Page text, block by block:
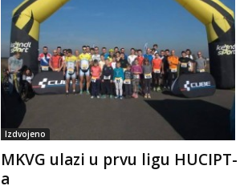
Izdvojeno
MKVG ulazi u prvu ligu HUCIPT-
a